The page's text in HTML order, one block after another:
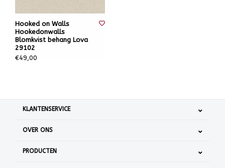
Hooked on Walls
Hookedonwalls
Blomkvist behang Lova
29102
€49,00
KLANTENSERVICE
OVER ONS
PRODUCTEN